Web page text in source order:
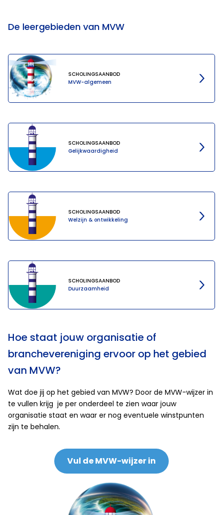
De leergebieden van MVW
MVW-algemeen
SCHOLINGSAANBOD
Gelijkwaardigheid
SCHOLINGSAANBOD
Welzijn & ontwikkeling
SCHOLINGSAANBOD
Duurzaamheid
SCHOLINGSAANBOD
Hoe staat jouw organisatie of
branchevereniging ervoor op het gebied
van MVW?
Wat doe jij op het gebied van MVW? Door de MVW-wijzer in
te vullen krijg je per onderdeel te zien waar jouw
organisatie staat en waar er nog eventuele winstpunten
zijn te behalen.
Vul de MVW-wijzer in